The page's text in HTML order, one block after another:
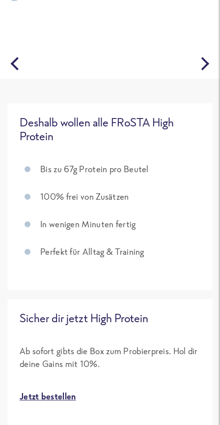
Deshalb wollen alle FRoSTA High
Protein
Bis zu 67g Protein pro Beutel
100% frei von Zusätzen
In wenigen Minuten fertig
Perfekt für Alltag & Training
Sicher dir jetzt High Protein
Ab sofort gibts die Box zum Probierpreis. Hol dir
deine Gains mit 10%.
Jetzt bestellen